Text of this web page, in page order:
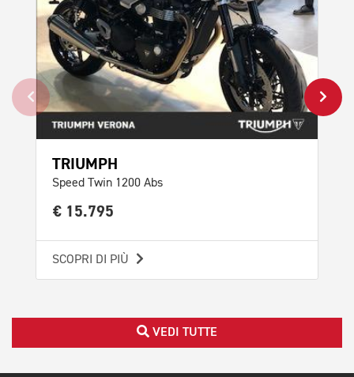
TRIUMPH
Speed Twin 1200 Abs
€ 15.795
SCOPRI DI PIÙ
VEDI TUTTE